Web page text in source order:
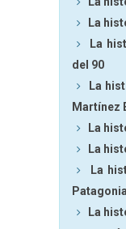
La
La
del 90
La
Martínez
La
La
La
La